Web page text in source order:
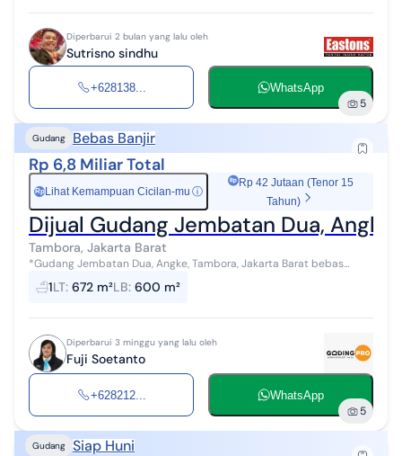
Diperbarui 2 bulan yang lalu oleh
Sutrisno sindhu
+628138... WhatsApp
5
Gudang Bebas Banjir
Rp 6,8 Miliar Total
Rp Lihat Kemampuan Cicilan-mu ⓘ
Rp 42 Jutaan (Tenor 15
Tahun)
Dijual Gudang Jembatan Dua,
Tambora, Jakarta Barat
*Gudang Jembatan Dua, Angke, Tambora, Jakarta Barat bebas
banjir* LT 672m2 LB +-600m2 Bebas Banjir Truck bisa masuk Listrik
44.000 watt Air Pam C...
1LT: 672 m²LB: 600 m²
Diperbarui 3 minggu yang lalu oleh
Fuji Soetanto
+628212... WhatsApp
5
Gudang Siap Huni